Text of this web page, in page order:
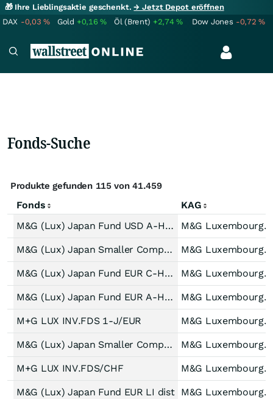
🎁 Ihre Lieblingsaktie geschenkt.→ Jetzt Depot eröffnen
DAX -0,03% Gold +0,16% Öl (Brent) +2,74% Dow Jones -0,72%
Fonds-Suche
Produkte gefunden 115 von 41.459
Fonds
KAG
M&G (Lux) Japan Fund USD A-H Acc
M&G Luxembourg S.A.
M&G (Lux) Japan Smaller Companies Fund USD A-H Acc M&G Luxembourg S.A.
M&G (Lux) Japan Fund EUR C-H Acc M&G Luxembourg S.A.
M&G (Lux) Japan Fund EUR A-H Acc M&G Luxembourg S.A.
M+G LUX INV.FDS 1-J/EUR M&G Luxembourg S.A.
M&G (Lux) Japan Smaller Companies Fund EUR A-H Acc M&G Luxembourg S.A.
M+G LUX INV.FDS/CHF M&G Luxembourg S.A.
M&G (Lux) Japan Fund EUR LI dist M&G Luxembourg S.A.